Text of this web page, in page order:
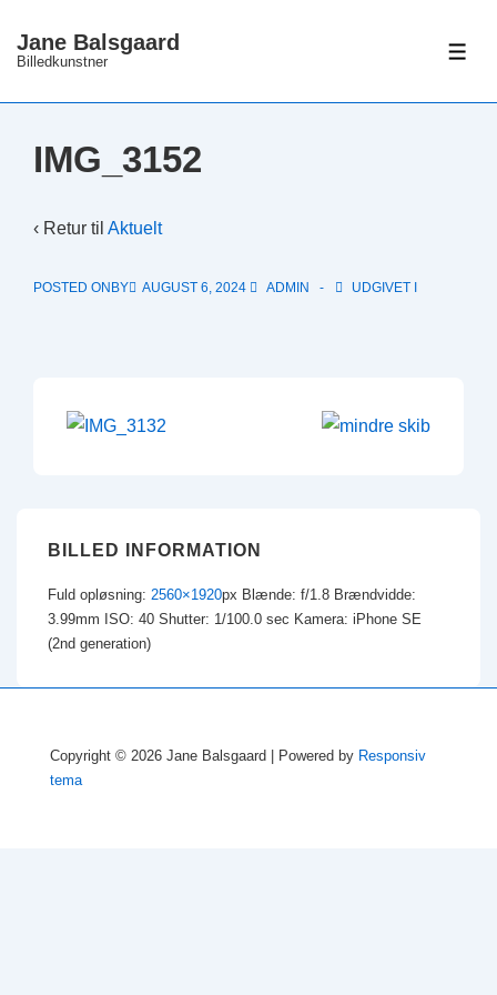
Hop
hovedindhold
Jane Balsgaard
Billedkunstner
IMG_3152
‹ Retur til Aktuelt
POSTED ONBY AUGUST 6, 2024 ADMIN UDGIVET I
BILLED INFORMATION
Fuld opløsning: 2560×1920px Blænde: f/1.8 Brændvidde:
3.99mm ISO: 40 Shutter: 1/100.0 sec Kamera: iPhone SE
(2nd generation)
Copyright © 2026 Jane Balsgaard | Powered by Responsiv
tema